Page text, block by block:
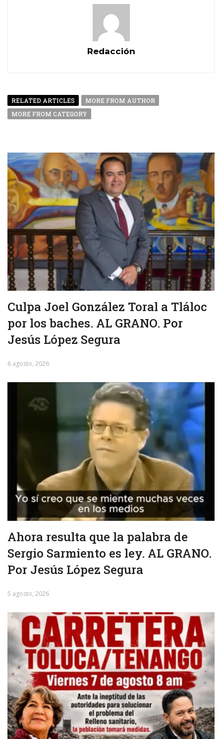
Redacción
RELATED ARTICLES
MORE FROM AUTHOR
MORE FROM CATEGORY
Culpa Joel González Toral a Tláloc
por los baches. AL GRANO. Por
Jesús López Segura
6 agosto, 2026
Ahora resulta que la palabra de
Sergio Sarmiento es ley. AL GRANO.
Por Jesús López Segura
5 agosto, 2026